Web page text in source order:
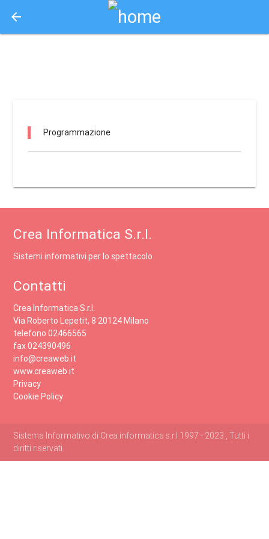
arrow_back
Programmazione
Crea Informatica S.r.l.
Sistemi informativi per lo spettacolo
Contatti
Crea Informatica S.r.l.
Via Roberto Lepetit, 8 20124 Milano
telefono 02466565
fax 024390496
info@creaweb.it
www.creaweb.it
Privacy
Cookie Policy
Sistema Informativo di Crea informatica s.r.l 1997 - 2023 , Tutti i
diritti riservati.